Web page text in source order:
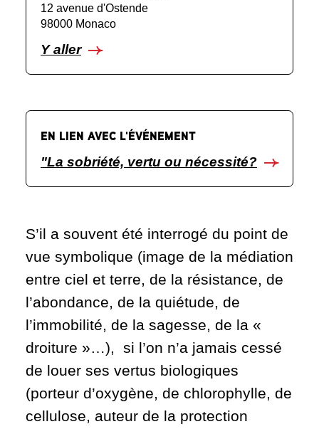
S’il a souvent été interrogé du point de
vue symbolique (image de la médiation
entre ciel et terre, de la résistance, de
l’abondance, de la quiétude, de
l’immobilité, de la sagesse, de la «
droiture »…), si l’on n’a jamais cessé
de louer ses vertus biologiques
(porteur d’oxygène, de chlorophylle, de
cellulose, auteur de la protection
12 avenue d'Ostende
98000 Monaco
Y aller
EN LIEN AVEC L'ÉVÉNEMENT
"La sobriété, vertu ou nécessité?